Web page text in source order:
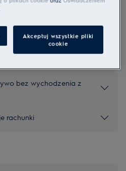
i ostrzeżenia dotyczące
UE 2023/988 są
bez wychodzenia z
rachunki
Akceptuj wszystkie pliki
cookie